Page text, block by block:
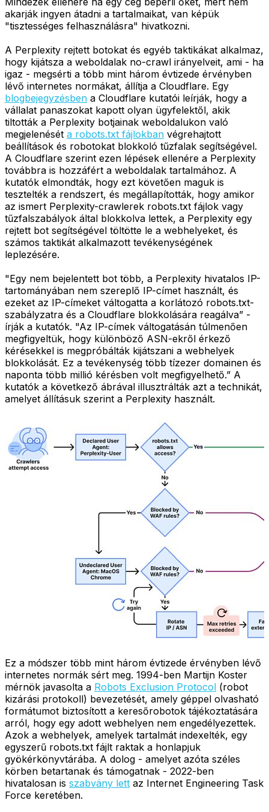
akarják ingyen átadni a tartalmaikat, van képük
"tisztességes felhasználásra" hivatkozni.
A Perplexity rejtett botokat és egyéb taktikákat alkalmaz,
hogy kijátsza a weboldalak no-crawl irányelveit, ami - ha
igaz - megsérti a több mint három évtizede érvényben
lévő internetes normákat, állítja a Cloudflare. Egy
blogbejegyzésben a Cloudflare kutatói leírják, hogy a
vállalat panaszokat kapott olyan ügyfelektől, akik
tiltották a Perplexity botjainak weboldalukon való
megjelenését a robots.txt fájlokban végrehajtott
beállítások és robotokat blokkoló tűzfalak segítségével.
A Cloudflare szerint ezen lépések ellenére a Perplexity
továbbra is hozzáfért a weboldalak tartalmához. A
kutatók elmondták, hogy ezt követően maguk is
tesztelték a rendszert, és megállapították, hogy amikor
az ismert Perplexity-crawlerek robots.txt fájlok vagy
tűzfalszabályok által blokkolva lettek, a Perplexity egy
rejtett bot segítségével töltötte le a webhelyeket, és
számos taktikát alkalmazott tevékenységének
leplezésére.
"Egy nem bejelentett bot több, a Perplexity hivatalos IP-
tartományában nem szereplő IP-címet használt, és
ezeket az IP-címeket váltogatta a korlátozó robots.txt-
szabályzatra és a Cloudflare blokkolására reagálva” -
írják a kutatók. "Az IP-címek váltogatásán túlmenően
megfigyeltük, hogy különböző ASN-ekről érkező
kérésekkel is megpróbálták kijátszani a webhelyek
blokkolását. Ez a tevékenység több tízezer domainen és
naponta több millió kérésben volt megfigyelhető.” A
kutatók a következő ábrával illusztrálták azt a technikát,
amelyet állításuk szerint a Perplexity használt.
Ez a módszer több mint három évtizede érvényben lévő
internetes normák sért meg. 1994-ben Martijn Koster
mérnök javasolta a Robots Exclusion Protocol (robot
kizárási protokoll) bevezetését, amely géppel olvasható
formátumot biztosított a keresőrobotok tájékoztatására
arról, hogy egy adott webhelyen nem engedélyezettek.
Azok a webhelyek, amelyek tartalmát indexelték, egy
egyszerű robots.txt fájlt raktak a honlapjuk
gyökérkönyvtárába. A dolog - amelyet azóta széles
körben betartanak és támogatnak - 2022-ben
hivatalosan is szabvány lett az Internet Engineering Task
Force keretében.